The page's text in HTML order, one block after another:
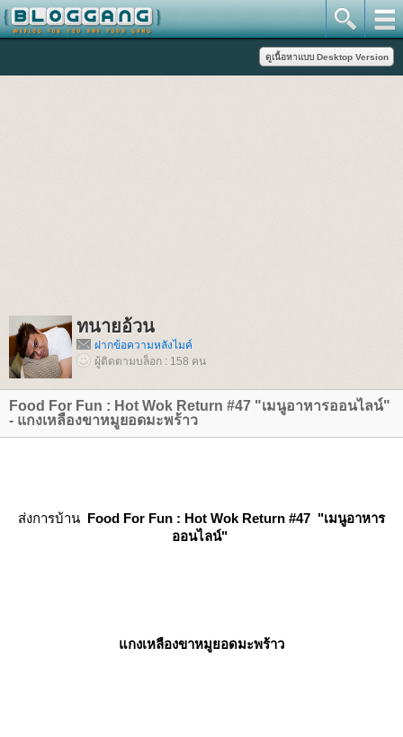
ทนายอ้วน
ฝากข้อความหลังไมค์
ผู้ติดตามบล็อก : 158 คน
Food For Fun : Hot Wok Return #47 "เมนูอาหารออนไลน์"
- แกงเหลืองขาหมูยอดมะพร้าว
ส่งการบ้าน Food For Fun : Hot Wok Return #47 "เมนูอาหาร
ออนไลน์" ​​​​​​
กงเหลืองขาหมูยอดมะพร้าว